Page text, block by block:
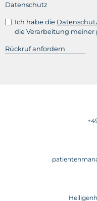
Datenschutz
Ich habe die
die Verarbeitung